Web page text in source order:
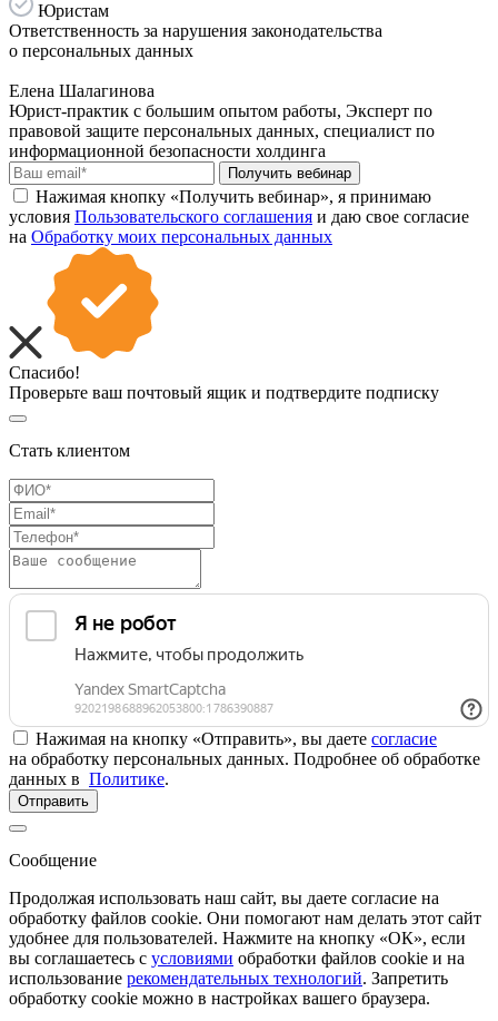
Юристам
Ответственность за нарушения законодательства
о персональных данных
Елена Шалагинова
Юрист-практик с большим опытом работы, Эксперт по
правовой защите персональных данных, специалист по
информационной безопасности холдинга
Получить вебинар
Нажимая кнопку «Получить вебинар», я принимаю
условия Пользовательского соглашения и даю свое согласие
на Обработку моих персональных данных
Спасибо!
Проверьте ваш почтовый ящик и подтвердите подписку
Стать клиентом
Нажимая на кнопку «Отправить», вы даете согласие
на обработку персональных данных. Подробнее об обработке
данных в Политике.
Отправить
Сообщение
Продолжая использовать наш сайт, вы даете согласие на
обработку файлов cookie. Они помогают нам делать этот сайт
удобнее для пользователей. Нажмите на кнопку «ОК», если
вы соглашаетесь с условиями обработки файлов cookie и на
использование рекомендательных технологий. Запретить
обработку cookie можно в настройках вашего браузера.